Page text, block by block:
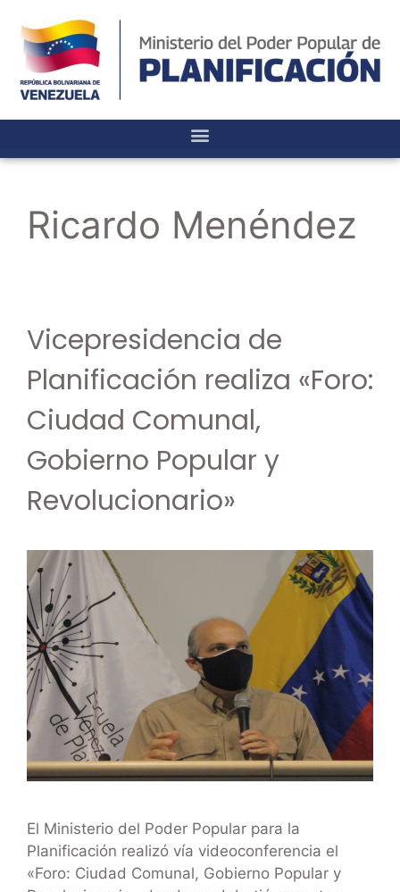
Ricardo Menéndez
Vicepresidencia de
Planificación realiza «Foro:
Ciudad Comunal,
Gobierno Popular y
Revolucionario»
El Ministerio del Poder Popular para la
Planificación realizó vía videoconferencia el
«Foro: Ciudad Comunal, Gobierno Popular y